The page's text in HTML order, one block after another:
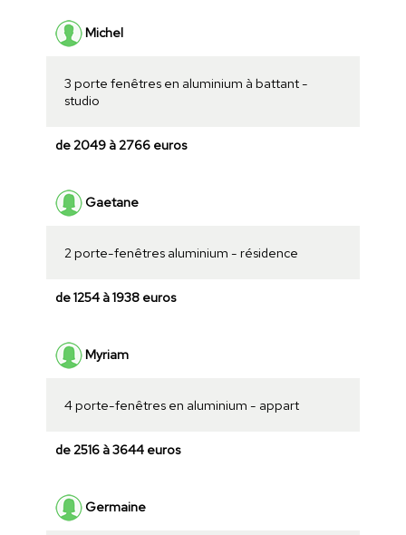
Michel
3 porte fenêtres en aluminium à battant -
studio
de 2049 à 2766 euros
Gaetane
2 porte-fenêtres aluminium - résidence
de 1254 à 1938 euros
Myriam
4 porte-fenêtres en aluminium - appart
de 2516 à 3644 euros
Germaine